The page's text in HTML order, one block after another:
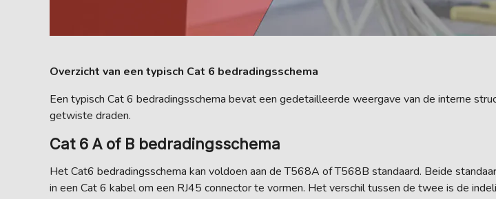
Overzicht van een typisch Cat 6 bedradingsschema
Een typisch Cat 6 bedradingsschema bevat een gedetailleerde weergave van de interne
getwiste draden.
Cat 6 A of B bedradingsschema
Het Cat6 bedradingsschema kan voldoen aan de T568A of T568B standaard. Beide
in een Cat 6 kabel om een RJ45 connector te vormen. Het verschil tussen de twee is de